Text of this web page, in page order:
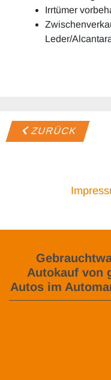
Irrtümer
Leder/
ZURÜCK
Autokauf von
Autos im